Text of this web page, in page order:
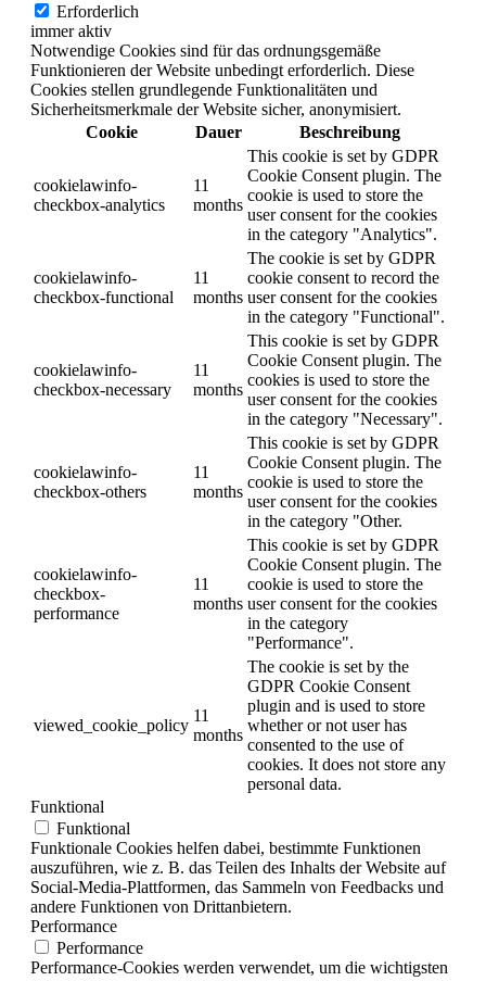
Erforderlich
immer aktiv
Notwendige Cookies sind für das ordnungsgemäße
Funktionieren der Website unbedingt erforderlich. Diese
Cookies stellen grundlegende Funktionalitäten und
Sicherheitsmerkmale der Website sicher, anonymisiert.
Cookie
Dauer Beschreibung
cookielawinfo-
checkbox-analytics
11
months
This cookie is set by GDPR
Cookie Consent plugin. The
cookie is used to store the
user consent for the cookies
in the category "Analytics".
cookielawinfo-
checkbox-functional
11
months
The cookie is set by GDPR
cookie consent to record the
user consent for the cookies
in the category "Functional".
cookielawinfo-
checkbox-necessary
11
months
This cookie is set by GDPR
Cookie Consent plugin. The
cookies is used to store the
user consent for the cookies
in the category "Necessary".
cookielawinfo-
checkbox-others
11
months
This cookie is set by GDPR
Cookie Consent plugin. The
cookie is used to store the
user consent for the cookies
in the category "Other.
cookielawinfo-
checkbox-
performance
11
months
This cookie is set by GDPR
Cookie Consent plugin. The
cookie is used to store the
user consent for the cookies
in the category
"Performance".
viewed_cookie_policy
11
months
The cookie is set by the
GDPR Cookie Consent
plugin and is used to store
whether or not user has
consented to the use of
cookies. It does not store any
personal data.
Funktional
Funktional
Funktionale Cookies helfen dabei, bestimmte Funktionen
auszuführen, wie z. B. das Teilen des Inhalts der Website auf
Social-Media-Plattformen, das Sammeln von Feedbacks und
andere Funktionen von Drittanbietern.
Performance
Performance
Performance-Cookies werden verwendet, um die wichtigsten